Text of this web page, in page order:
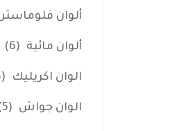
ألوان فلوماستر
ألوان مائية (6)
الوان اكريليك (5)
الوان جواش (5)